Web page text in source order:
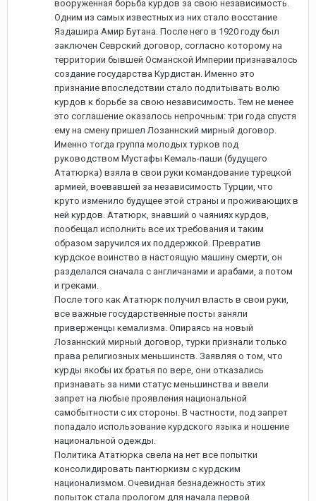
вооруженная борьба курдов за свою независимость.
Одним из самых известных из них стало восстание
Яздашира Амир Бутана. После него в 1920 году был
заключен Севрский договор, согласно которому на
территории бывшей Османской Империи признавалось
создание государства Курдистан. Именно это
признание впоследствии стало подпитывать волю
курдов к борьбе за свою независимость. Тем не менее
это соглашение оказалось непрочным: три года спустя
ему на смену пришел Лозаннский мирный договор.
Именно тогда группа молодых турков под
руководством Мустафы Кемаль-паши (будущего
Ататюрка) взяла в свои руки командование турецкой
армией, воевавшей за независимость Турции, что
круто изменило будущее этой страны и проживающих в
ней курдов. Ататюрк, знавший о чаяниях курдов,
пообещал исполнить все их требования и таким
образом заручился их поддержкой. Превратив
курдское воинство в настоящую машину смерти, он
разделался сначала с англичанами и арабами, а потом
и греками.
После того как Ататюрк получил власть в свои руки,
все важные государственные посты заняли
приверженцы кемализма. Опираясь на новый
Лозаннский мирный договор, турки признали только
права религиозных меньшинств. Заявляя о том, что
курды якобы их братья по вере, они отказались
признавать за ними статус меньшинства и ввели
запрет на любые проявления национальной
самобытности с их стороны. В частности, под запрет
попадало использование курдского языка и ношение
национальной одежды.
Политика Ататюрка свела на нет все попытки
консолидировать пантюркизм с курдским
национализмом. Очевидная безнадежность этих
попыток стала прологом для начала первой